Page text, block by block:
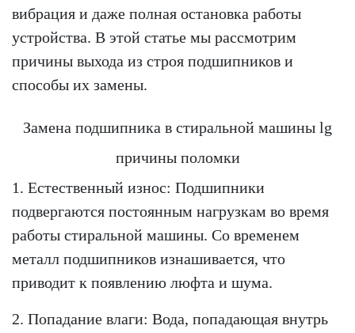
вибрация и даже полная остановка работы
устройства. В этой статье мы рассмотрим
причины выхода из строя подшипников и
способы их замены.
Замена подшипника в стиральной машины lg
причины поломки
1. Естественный износ: Подшипники
подвергаются постоянным нагрузкам во время
работы стиральной машины. Со временем
металл подшипников изнашивается, что
приводит к появлению люфта и шума.
2. Попадание влаги: Вода, попадающая внутрь